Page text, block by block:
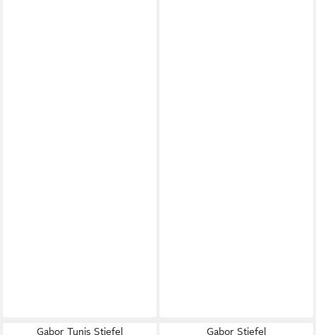
Gabor Tunis Stiefel Gabor Stiefel